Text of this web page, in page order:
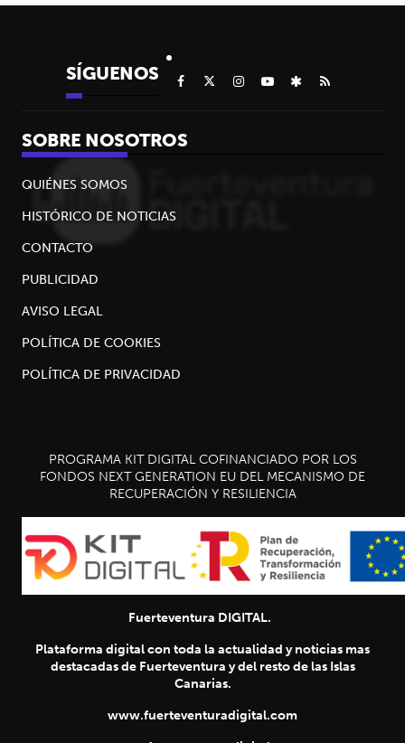
SÍGUENOS
SOBRE NOSOTROS
QUIÉNES SOMOS
HISTÓRICO DE NOTICIAS
CONTACTO
PUBLICIDAD
AVISO LEGAL
POLÍTICA DE COOKIES
POLÍTICA DE PRIVACIDAD
PROGRAMA KIT DIGITAL COFINANCIADO POR LOS
FONDOS NEXT GENERATION EU DEL MECANISMO DE
RECUPERACIÓN Y RESILIENCIA
Fuerteventura DIGITAL.
Plataforma digital con toda la actualidad y noticias mas
destacadas de Fuerteventura y del resto de las Islas
Canarias.
www.fuerteventuradigital.com